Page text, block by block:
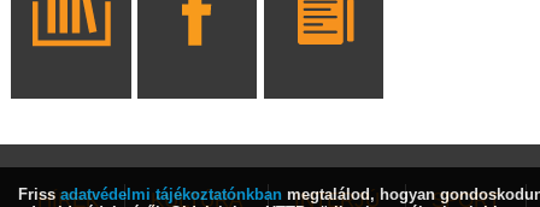
HÍREK KULTÚRA INTERJÚ SPORT
Friss adatvédelmi tájékoztatónkban megtalálod, hogyan